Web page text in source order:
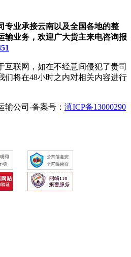
专业承接云南以及全国各地的整
输业务，欢迎广大货主来电咨询报
互联网，如在不经意间侵犯了贵司
们将在48小时之内对相关内容进行
输公司-备案号： 滇ICP备13000290